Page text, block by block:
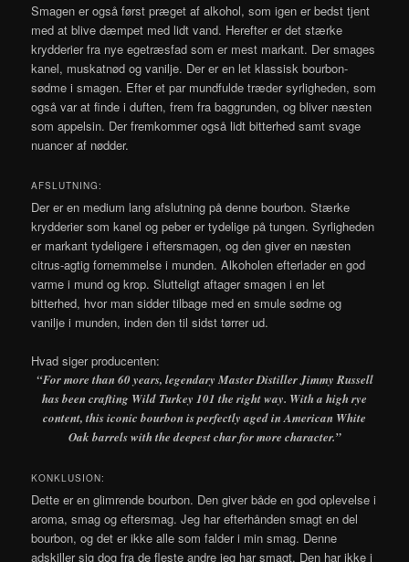
Smagen er også først præget af alkohol, som igen er bedst tjent
med at blive dæmpet med lidt vand. Herefter er det stærke
krydderier fra nye egetræsfad som er mest markant. Der smages
kanel, muskatnød og vanilje. Der er en let klassisk bourbon-
sødme i smagen. Efter et par mundfulde træder syrligheden, som
også var at finde i duften, frem fra baggrunden, og bliver næsten
som appelsin. Der fremkommer også lidt bitterhed samt svage
nuancer af nødder.
AFSLUTNING:
Der er en medium lang afslutning på denne bourbon. Stærke
krydderier som kanel og peber er tydelige på tungen. Syrligheden
er markant tydeligere i eftersmagen, og den giver en næsten
citrus-agtig fornemmelse i munden. Alkoholen efterlader en god
varme i mund og krop. Slutteligt aftager smagen i en let
bitterhed, hvor man sidder tilbage med en smule sødme og
vanilje i munden, inden den til sidst tørrer ud.
Hvad siger producenten:
“For more than 60 years, legendary Master Distiller Jimmy Russell
has been crafting Wild Turkey 101 the right way. With a high rye
content, this iconic bourbon is perfectly aged in American White
Oak barrels with the deepest char for more character.”
KONKLUSION:
Dette er en glimrende bourbon. Den giver både en god oplevelse i
aroma, smag og eftersmag. Jeg har efterhånden smagt en del
bourbon, og det er ikke alle som falder i min smag. Denne
adskiller sig dog fra de fleste andre jeg har smagt. Den har ikke i